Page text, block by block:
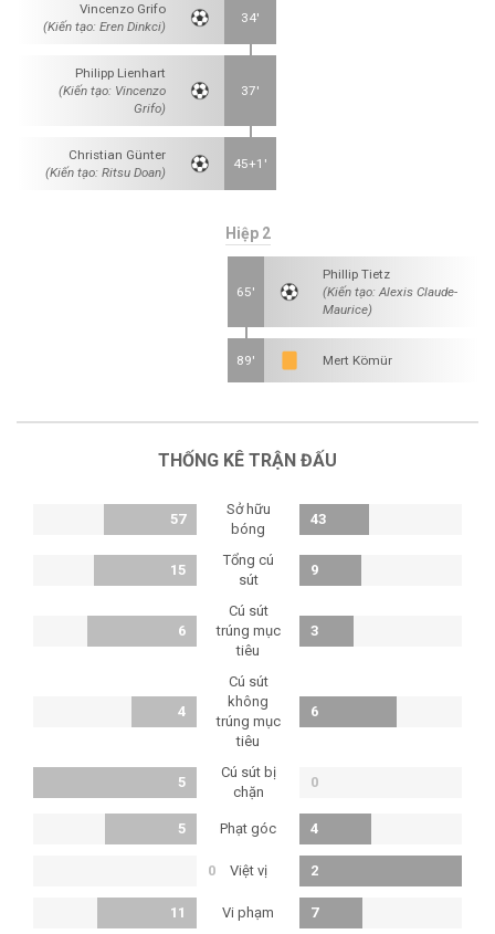
Vincenzo Grifo
(Kiến tạo: Eren Dinkci)
34'
Philipp Lienhart
(Kiến tạo: Vincenzo
Grifo)
37'
Christian Günter
(Kiến tạo: Ritsu Doan)
45+1'
Hiệp 2
65'
Phillip Tietz
(Kiến tạo: Alexis Claude-
Maurice)
89' Mert Kömür
THỐNG KÊ TRẬN ĐẤU
57
Sở hữu
bóng
43
15
Tổng cú
sút
9
6
Cú sút
trúng mục
tiêu
3
4
Cú sút
không
trúng mục
tiêu
6
5
Cú sút bị
chặn
0
5 Phạt góc 4
0 Việt vị 2
11 Vi phạm 7